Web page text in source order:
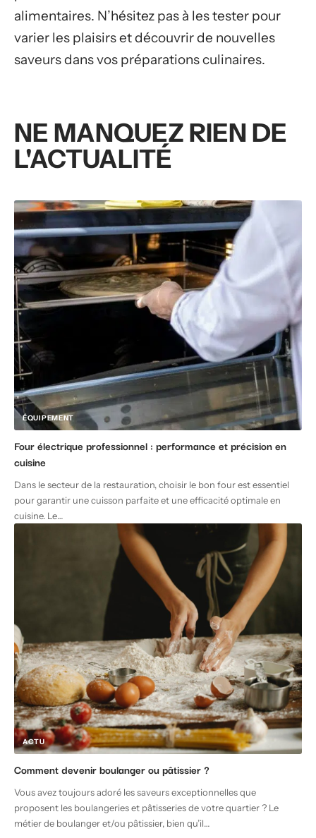
alimentaires. N’hésitez pas à les tester pour
varier les plaisirs et découvrir de nouvelles
saveurs dans vos préparations culinaires.
NE MANQUEZ RIEN DE
L'ACTUALITÉ
ÉQUIPEMENT
Four électrique professionnel : performance et précision en
cuisine
Dans le secteur de la restauration, choisir le bon four est essentiel
pour garantir une cuisson parfaite et une efficacité optimale en
cuisine. Le…
ACTU
Comment devenir boulanger ou pâtissier ?
Vous avez toujours adoré les saveurs exceptionnelles que
proposent les boulangeries et pâtisseries de votre quartier ? Le
métier de boulanger et/ou pâtissier, bien qu’il…